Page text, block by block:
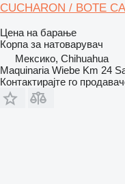
CUCHARON / BOTE
Цена на барање
Корпа за натоварувач
Мексико, Chihuahua
Maquinaria Wiebe Km 24
Контактирајте го